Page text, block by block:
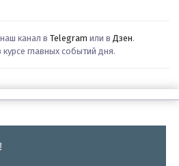
канал в Telegram или в Дзен.
курсе главных событий дня.